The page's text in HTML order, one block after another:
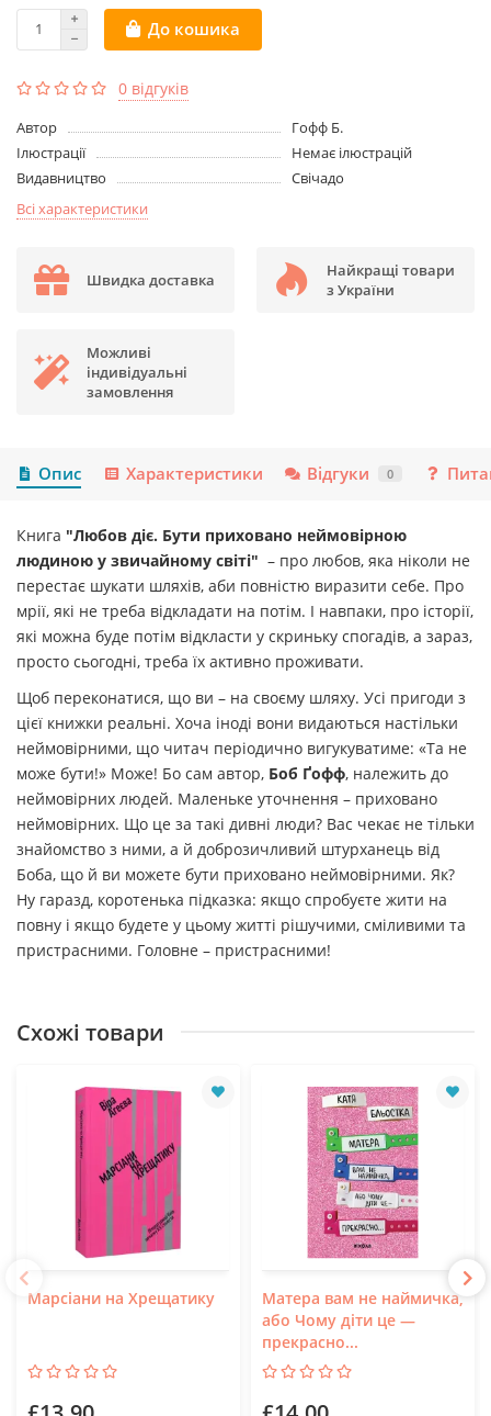
До кошика
0 відгуків
Aвтор
Гофф Б.
Ілюстрації
Немає ілюстрацій
Видавництво
Свічадо
Всі характеристики
Швидка доставка
Найкращі товари
з України
Можливі
індивідуальні
замовлення
Опис Характеристики Відгуки 0
Книга "Любов діє. Бути приховано неймовірною
людиною у звичайному світі" – про любов, яка ніколи не
перестає шукати шляхів, аби повністю виразити себе. Про
мрії, які не треба відкладати на потім. І навпаки, про історії,
які можна буде потім відкласти у скриньку спогадів, а зараз,
просто сьогодні, треба їх активно проживати.
Щоб переконатися, що ви – на своєму шляху. Усі пригоди з
цієї книжки реальні. Хоча іноді вони видаються настільки
неймовірними, що читач періодично вигукуватиме: «Та не
може бути!» Може! Бо сам автор, Боб Ґофф, належить до
неймовірних людей. Маленьке уточнення – приховано
неймовірних. Що це за такі дивні люди? Вас чекає не тільки
знайомство з ними, а й доброзичливий штурханець від
Боба, що й ви можете бути приховано неймовірними. Як?
Ну гаразд, коротенька підказка: якщо спробуєте жити на
повну і якщо будете у цьому житті рішучими, сміливими та
пристрасними. Головне – пристрасними!
Схожі товари
Марсіани на Хрещатику
Матера вам не наймичка,
або Чому діти це —
прекрасно...